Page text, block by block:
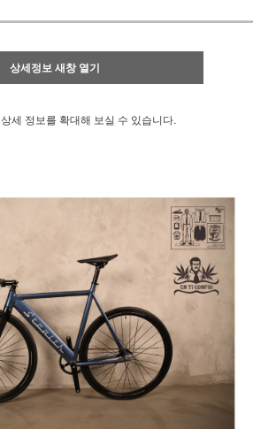
상세정보 새창 열기
상세 정보를 확대해 보실 수 있습니다.